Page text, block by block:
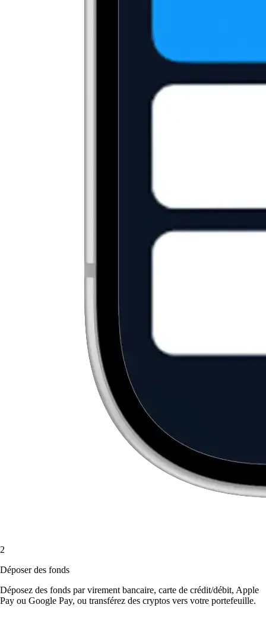
2
Déposer des fonds
Déposez des fonds par virement bancaire, carte de crédit/débit, Apple
Pay ou Google Pay, ou transférez des cryptos vers votre portefeuille.